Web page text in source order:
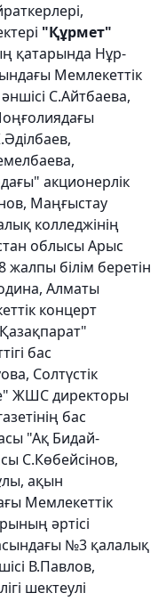
"Құрмет"
қатарында Нұр-
Мемлекеттік
С.Айтбаева,
акционерлік
Маңғыстау
колледжінің
облысы Арыс
білім беретін
Алматы
концерт
бас
Солтүстік
ЖШС директоры
бас
"Ақ Бидай-
С.Көбейсінов,
ақын
Мемлекеттік
әртісі
№3 қалалық
В.Павлов,
шектеулі